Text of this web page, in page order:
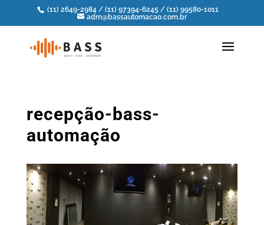
(11) 2649-2984/(11) 97394-6245/(11) 99580-1011
adm@bassautomacao.com.br
recepção-bass-
automação